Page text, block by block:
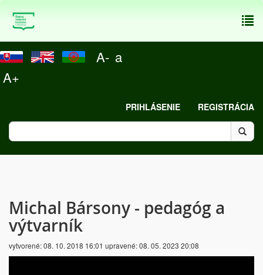
A- a
A+
PRIHLÁSENIE REGISTRÁCIA
Michal Bársony - pedagóg a
výtvarník
vytvorené:08. 10. 2018 16:01 upravené:08. 05. 2023 20:08